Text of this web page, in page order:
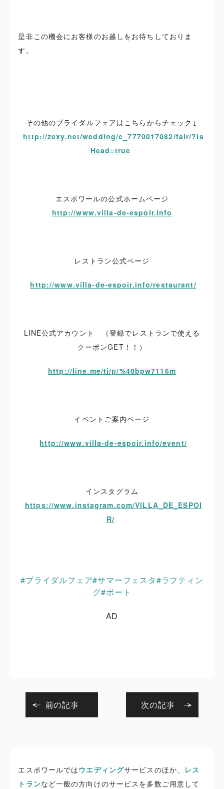
是非この機会にお客様のお越しをお待ちしておりま
す。
その他のブライダルフェアはこちらからチェック↓
http://zexy.net/wedding/c_7770017082/fair/?is
Head=true
エスポワールの公式ホームページ
http://www.villa-de-espoir.info
レストラン公式ページ
http://www.villa-de-espoir.info/restaurant/
LINE公式アカウント （登録でレストランで使える
クーポンGET！！）
http://line.me/ti/p/%40bpw7116m
イベントご案内ページ
http://www.villa-de-espoir.info/event/
インスタグラム
https://www.instagram.com/VILLA_DE_ESPOI
R/
#ブライダルフェア#サマーフェスタ#ラフティン
グ#ボート
AD
前の記事 次の記事
エスポワールではウエディングサービスのほか、 レス
トランなど一般の方向けのサービスを多数ご用意して